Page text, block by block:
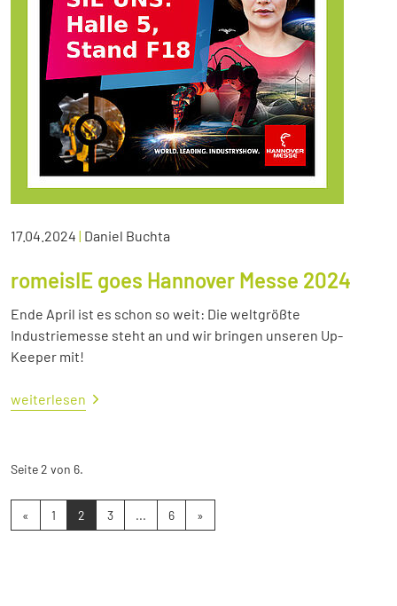
17.04.2024 | Daniel Buchta
romeisIE goes Hannover Messe 2024
Ende April ist es schon so weit: Die weltgrößte
Industriemesse steht an und wir bringen unseren Up-
Keeper mit!
weiterlesen
Seite 2 von 6.
« 1 2 3 ... 6 »